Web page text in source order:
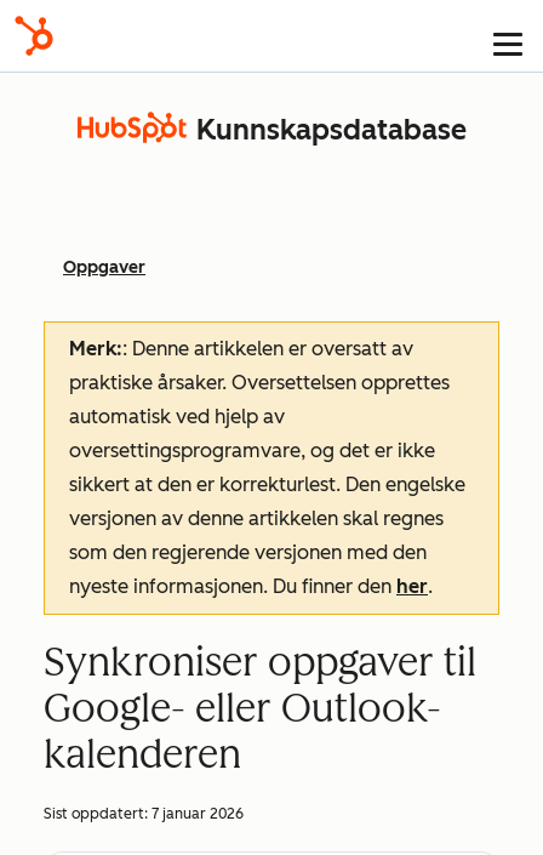
Kunnskapsdatabase
Oppgaver
Merk:: Denne artikkelen er oversatt av
praktiske årsaker. Oversettelsen opprettes
automatisk ved hjelp av
oversettingsprogramvare, og det er ikke
sikkert at den er korrekturlest. Den engelske
versjonen av denne artikkelen skal regnes
som den regjerende versjonen med den
nyeste informasjonen. Du finner den her.
Synkroniser oppgaver til
Google- eller Outlook-
kalenderen
Sist oppdatert: 7 januar 2026